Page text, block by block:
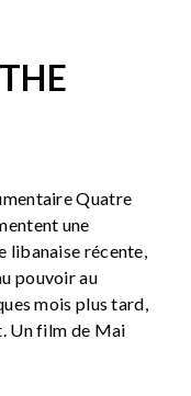
Quatre
une
libanaise récente,
pouvoir au
mois plus tard,
Un film de Mai